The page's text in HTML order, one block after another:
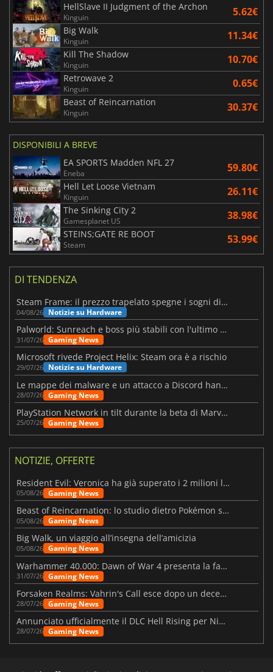
HellSlave II Judgment of the Archon
Kinguin 5.62€
Big Walk
Kinguin 11.34€
Kill The Shadow
Kinguin 10.70€
Retrowave 2
Kinguin 0.65€
Beast of Reincarnation
Kinguin 30.37€
DISPONIBILI A BREVE
EA SPORTS Madden NFL 27
Eneba 59.80€
Hell Let Loose Vietnam
Kinguin 26.11€
The Sinking City 2
Gamesplanet US 38.98€
STEINS;GATE RE BOOT
Steam 53.99€
DI TENDENZA
Steam Frame: il prezzo trapelato spegne i sogni di un VR economico
04/08/26 Notizie su Hardware
Palworld: Sunreach e boss più stabili con l'ultimo update
31/07/26 Gaming News
Microsoft rivede Project Helix: Steam ora è a rischio
29/07/26 Notizie su Hardware
Le mappe dei malware e un attacco a Discord hanno colpito Meccha Chameleon
28/07/26 Gaming News
PlayStation Network in tilt durante la beta di Marvel Tōkon
25/07/26 Gaming News
NOTIZIE, OFFERTE
Resident Evil: Veronica ha già superato i 2 milioni liste dei desideri
05/08/26 Gaming News
Beast of Reincarnation: lo studio dietro Pokémon su una nuova strada
05/08/26 Gaming News
Big Walk, un viaggio all’insegna dell’amicizia
05/08/26 Gaming News
Warhammer 40.000: Dawn of War 4 presenta la fazione dei Necron
31/07/26 Gaming News
Forsaken Realms: Vahrin's Call esce dopo un decennio di sviluppo
28/07/26 Gaming News
Annunciato ufficialmente il DLC Hell Rising per Nioh 3
28/07/26 Gaming News